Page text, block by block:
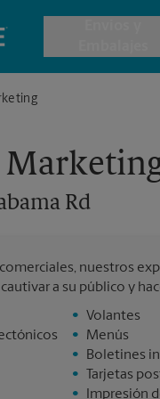
Cajas de
Envío
Todos los
Rd
nuestros
a su público y
•
Volantes
•
Menús
•
Boletines
•
Tarjetas
•
Impresión